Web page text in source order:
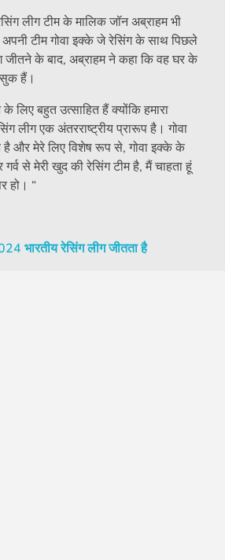
लीग टीम के मालिक जॉन अब्राहम भी
टीम गोवा इक्के जे रेसिंग के साथ पिछले
जीतने के बाद, अब्राहम ने कहा कि वह घर के
हैं।
लिए बहुत उत्साहित हैं क्योंकि हमारा
लीग एक अंतरराष्ट्रीय प्रारूप है। गोवा
है और मेरे लिए विशेष रूप से, गोवा इक्के के
से मेरी खुद की रेसिंग टीम है, मैं चाहता हूं
हो। “
भारतीय रेसिंग लीग जीतता है